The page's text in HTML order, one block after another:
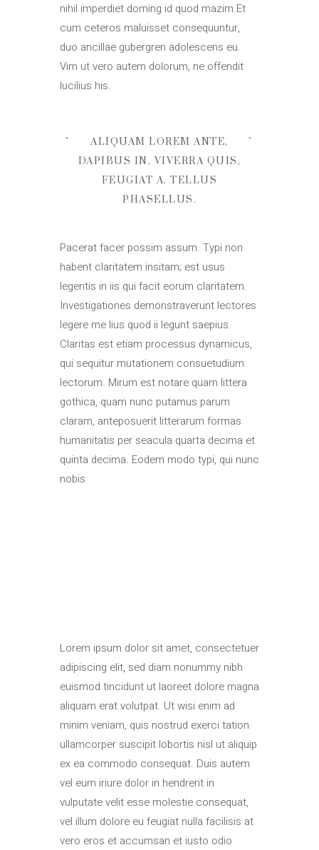
nihil imperdiet doming id quod mazim.Et
cum ceteros maluisset consequuntur,
duo ancillae gubergren adolescens eu.
Vim ut vero autem dolorum, ne offendit
lucilius his.
ALIQUAM LOREM ANTE,
DAPIBUS IN, VIVERRA QUIS,
FEUGIAT A, TELLUS
PHASELLUS.
Pacerat facer possim assum. Typi non
habent claritatem insitam; est usus
legentis in iis qui facit eorum claritatem.
Investigationes demonstraverunt lectores
legere me lius quod ii legunt saepius.
Claritas est etiam processus dynamicus,
qui sequitur mutationem consuetudium
lectorum. Mirum est notare quam littera
gothica, quam nunc putamus parum
claram, anteposuerit litterarum formas
humanitatis per seacula quarta decima et
quinta decima. Eodem modo typi, qui nunc
nobis
Lorem ipsum dolor sit amet, consectetuer
adipiscing elit, sed diam nonummy nibh
euismod tincidunt ut laoreet dolore magna
aliquam erat volutpat. Ut wisi enim ad
minim veniam, quis nostrud exerci tation
ullamcorper suscipit lobortis nisl ut aliquip
ex ea commodo consequat. Duis autem
vel eum iriure dolor in hendrerit in
vulputate velit esse molestie consequat,
vel illum dolore eu feugiat nulla facilisis at
vero eros et accumsan et iusto odio